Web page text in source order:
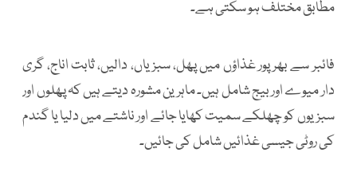
مطابق مختلف ہو سکتی ہے۔
فائبر سے بھرپور غذاؤں میں پھل، سبزیاں، دالیں، ثابت اناج، گری
دار میوے اور بیج شامل ہیں۔ ماہرین مشورہ دیتے ہیں کہ پھلوں اور
سبزیوں کو چھلکے سمیت کھایا جائے اور ناشتے میں دلیا یا گندم
کی روٹی جیسی غذائیں شامل کی جائیں۔